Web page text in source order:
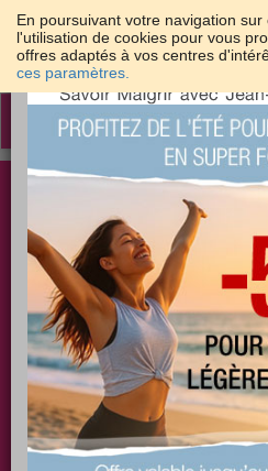
En poursuivant votre navigation
l'utilisation de cookies pour vous
offres adaptés à vos centres
ces paramètres.
Toggle
Les meilleures solutions
dans sa
PLUS
EFFICACE
PLUS